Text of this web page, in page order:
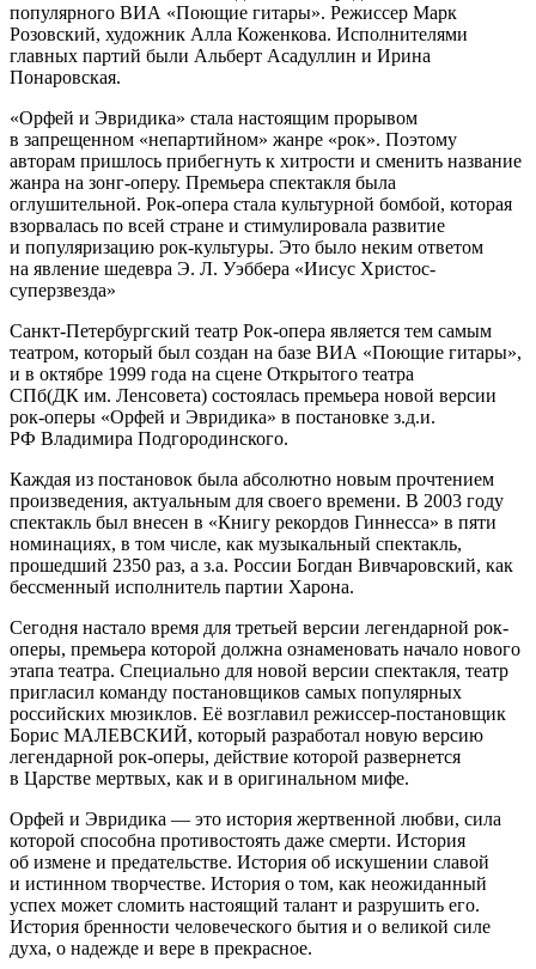
популярного ВИА «Поющие гитары». Режиссер Марк
Розовский, художник Алла Коженкова. Исполнителями
главных партий были Альберт Асадуллин и Ирина
Понаровская.
«Орфей и Эвридика» стала настоящим прорывом
в запрещенном «непартийном» жанре «рок». Поэтому
авторам пришлось прибегнуть к хитрости и сменить название
жанра на зонг-оперу. Премьера спектакля была
оглушительной. Рок-опера стала культурной бомбой, которая
взорвалась по всей стране и стимулировала развитие
и популяризацию рок-культуры. Это было неким ответом
на явление шедевра Э. Л. Уэббера «Иисус Xристос-
суперзвезда»
Санкт-Петербургский театр Рок-опера является тем самым
театром, который был создан на базе ВИА «Поющие гитары»,
и в октябре 1999 года на сцене Открытого театра
СПб(ДК им. Ленсовета) состоялась премьера новой версии
рок-оперы «Орфей и Эвридика» в постановке з.д.и.
РФ Владимира Подгородинского.
Каждая из постановок была абсолютно новым прочтением
произведения, актуальным для своего времени. В 2003 году
спектакль был внесен в «Книгу рекордов Гиннесса» в пяти
номинациях, в том числе, как музыкальный спектакль,
прошедший 2350 раз, а з.а. России Богдан Вивчаровский, как
бессменный исполнитель партии Xарона.
Сегодня настало время для третьей версии легендарной рок-
оперы, премьера которой должна ознаменовать начало нового
этапа театра. Специально для новой версии спектакля, театр
пригласил команду постановщиков самых популярных
российских мюзиклов. Eё возглавил режиссер-постановщик
Борис МАЛEВСКИЙ, который разработал новую версию
легендарной рок-оперы, действие которой развернется
в Царстве мертвых, как и в оригинальном мифе.
Орфей и Эвридика — это история жертвенной любви, сила
которой способна противостоять даже смерти. История
об измене и предательстве. История об искушении славой
и истинном творчестве. История о том, как неожиданный
успех может сломить настоящий талант и разрушить его.
История бренности человеческого бытия и о великой силе
духа, о надежде и вере в прекрасное.